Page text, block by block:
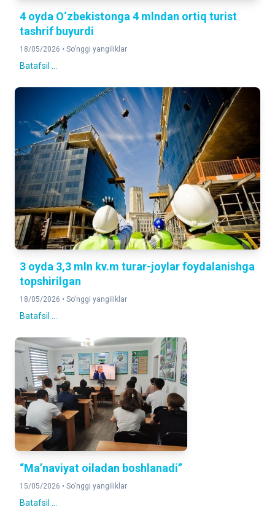
4 oyda O‘zbekistonga 4 mlndan ortiq turist
tashrif buyurdi
18/05/2026 • So'nggi yangiliklar
Batafsil ...
3 oyda 3,3 mln kv.m turar-joylar foydalanishga
topshirilgan
18/05/2026 • So'nggi yangiliklar
Batafsil ...
“Ma’naviyat oiladan boshlanadi’’
15/05/2026 • So'nggi yangiliklar
Batafsil ...